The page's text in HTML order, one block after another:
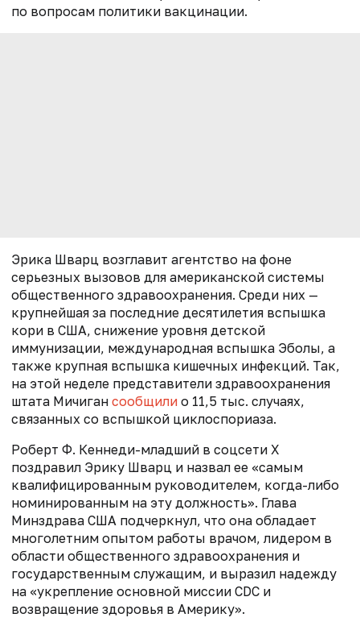
по вопросам политики вакцинации.
Эрика Шварц возглавит агентство на фоне
серьезных вызовов для американской системы
общественного здравоохранения. Среди них —
крупнейшая за последние десятилетия вспышка
кори в США, снижение уровня детской
иммунизации, международная вспышка Эболы, а
также крупная вспышка кишечных инфекций. Так,
на этой неделе представители здравоохранения
штата Мичиган сообщили о 11,5 тыс. случаях,
связанных со вспышкой циклоспориаза.
Роберт Ф. Кеннеди-младший в соцсети Х
поздравил Эрику Шварц и назвал ее «самым
квалифицированным руководителем, когда-либо
номинированным на эту должность». Глава
Минздрава США подчеркнул, что она обладает
многолетним опытом работы врачом, лидером в
области общественного здравоохранения и
государственным служащим, и выразил надежду
на «укрепление основной миссии CDC и
возвращение здоровья в Америку».